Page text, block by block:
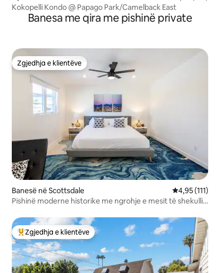
Kokopelli Kondo @ Papago Park/Camelback East
Banesa me qira me pishinë private
Zgjedhja e klientëve
Zgjedhja e klientëve
Banesë në Scottsdale Vlerësimi
4,95 (111)
Pishinë moderne historike me ngrohje e mesit të shekullit
Më të mirat e zgjedhjeve të klientëve
Zgjedhja e klientëve